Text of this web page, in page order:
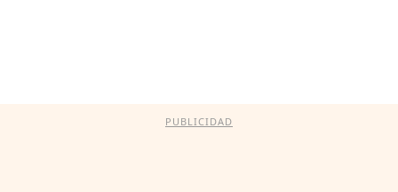
PUBLICIDAD